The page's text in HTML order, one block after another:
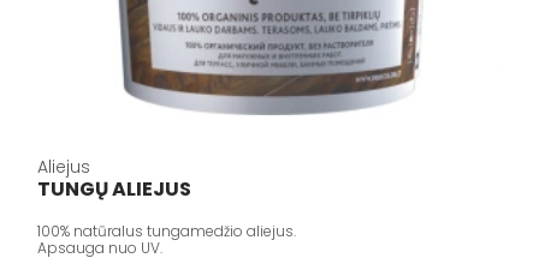
Aliejus
TUNGŲ ALIEJUS
100% natūralus tungamedžio aliejus.
Apsauga nuo UV.